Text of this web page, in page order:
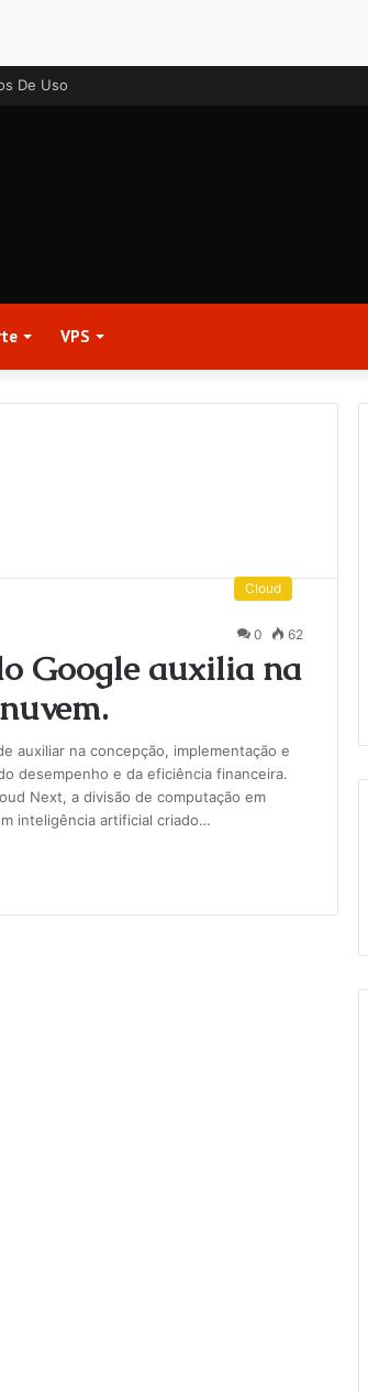
De Uso
VPS
Cloud
0 62
Google auxilia na
auxiliar na concepção, implementação e
desempenho e da eficiência financeira.
Next, a divisão de computação em
inteligência artificial criado…